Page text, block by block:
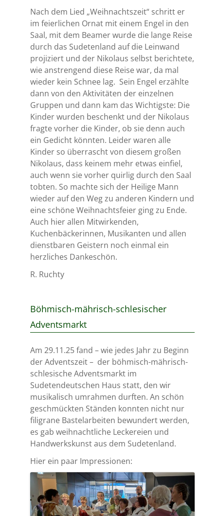
Nach dem Lied „Weihnachtszeit“ schritt er
im feierlichen Ornat mit einem Engel in den
Saal, mit dem Beamer wurde die lange Reise
durch das Sudetenland auf die Leinwand
projiziert und der Nikolaus selbst berichtete,
wie anstrengend diese Reise war, da mal
wieder kein Schnee lag. Sein Engel erzählte
dann von den Aktivitäten der einzelnen
Gruppen und dann kam das Wichtigste: Die
Kinder wurden beschenkt und der Nikolaus
fragte vorher die Kinder, ob sie denn auch
ein Gedicht könnten. Leider waren alle
Kinder so überrascht von diesem großen
Nikolaus, dass keinem mehr etwas einfiel,
auch wenn sie vorher quirlig durch den Saal
tobten. So machte sich der Heilige Mann
wieder auf den Weg zu anderen Kindern und
eine schöne Weihnachtsfeier ging zu Ende.
Auch hier allen Mitwirkenden,
Kuchenbäckerinnen, Musikanten und allen
dienstbaren Geistern noch einmal ein
herzliches Dankeschön.
R. Ruchty
Böhmisch-mährisch-schlesischer
Adventsmarkt
Am 29.11.25 fand – wie jedes Jahr zu Beginn
der Adventszeit – der böhmisch-mährisch-
schlesische Adventsmarkt im
Sudetendeutschen Haus statt, den wir
musikalisch umrahmen durften. An schön
geschmückten Ständen konnten nicht nur
filigrane Bastelarbeiten bewundert werden,
es gab weihnachtliche Leckereien und
Handwerkskunst aus dem Sudetenland.
Hier ein paar Impressionen: